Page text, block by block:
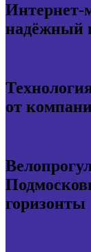
надёжный
от
горизонты